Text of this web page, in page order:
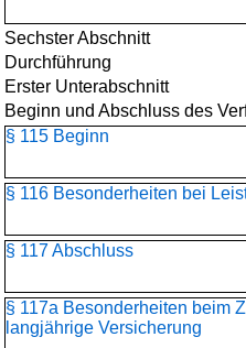
Sechster Abschnitt
Durchführung
Erster Unterabschnitt
Beginn und Abschluss des
§ 115 Beginn
§ 116 Besonderheiten bei
§ 117 Abschluss
§ 117a Besonderheiten beim
langjährige Versicherung